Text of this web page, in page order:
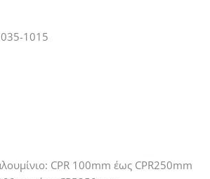
1015
CPR 100mm έως CPR250mm